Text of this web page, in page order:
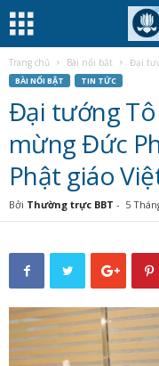
Trang chủ Bài nổi bật Đại
BÀI NỔI BẬT TIN TỨC
Đại tướng
mừng Đức
Phật giáo
Bởi Thường trực BBT - 5